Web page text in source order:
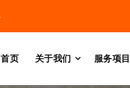
首页 关于我们 服务项目